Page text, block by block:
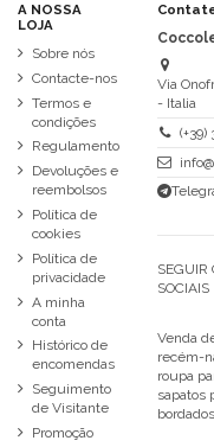
A NOSSA
LOJA
Sobre nós
Contacte-nos
Termos e
condições
Regulamento
Devoluções e
reembolsos
Política de
cookies
Política de
privacidade
A minha
conta
Histórico de
encomendas
Seguimento
de Visitante
Promoção
Via
- Italia
(+39)
SEGUIR
SOCIAIS
Venda
recém-
roupa
sapatos